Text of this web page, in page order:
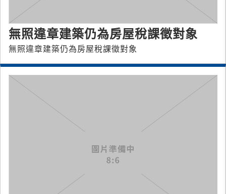
無照違章建築仍為房屋稅課徵對象
無照違章建築仍為房屋稅課徵對象